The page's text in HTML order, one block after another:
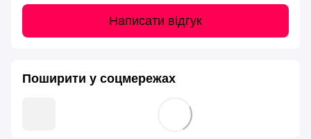
Написати відгук
Поширити у соцмережах